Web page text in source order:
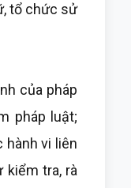
tổ chức sử
của pháp
pháp luật;
hành vi liên
kiểm tra, rà